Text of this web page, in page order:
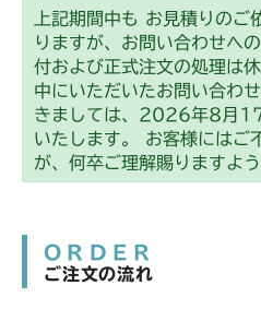
ミッション FIG8
CM2203RC
ミッション
CM2203YC/
ミッション
CM2205HC/HCS
ミッション FIG8
CM2501
上記期間中も お見積りのご
りますが、お問い合わせへ
付および正式注文の処理は
中にいただいたお問い合わ
きましては、2026年8月
いたします。 お客様にはご
が、何卒ご理解賜りますよ
ORDER
ご注文の流れ